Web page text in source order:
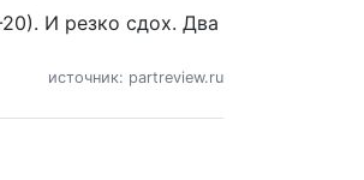
И резко сдох. Два
источник: partreview.ru